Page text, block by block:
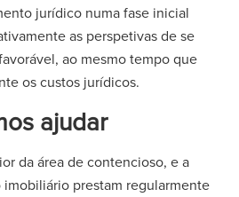
jurídico numa fase inicial
as perspetivas de se
ao mesmo tempo que
os custos jurídicos.
ajudar
da área de contencioso, e a
prestam regularmente